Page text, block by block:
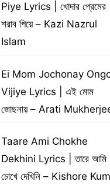
Piye Lyrics | খোদার প্রেমের
শরাব পিয়ে – Kazi Nazrul
Islam
Ei Mom Jochonay
Vijiye Lyrics | এই মোম
জোছনায় – Arati
Taare Ami Chokhe
Dekhini Lyrics | তারে আমি
চোখে দেখিনি – Kishore